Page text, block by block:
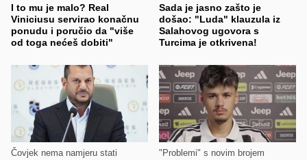
I to mu je malo? Real
Viniciusu servirao konačnu
ponudu i poručio da "više
od toga nećeš dobiti"
Sada je jasno zašto je
došao: "Luda" klauzula iz
Salahovog ugovora s
Turcima je otkrivena!
Čovjek nema namjeru stati "Problemi" s novim brojem